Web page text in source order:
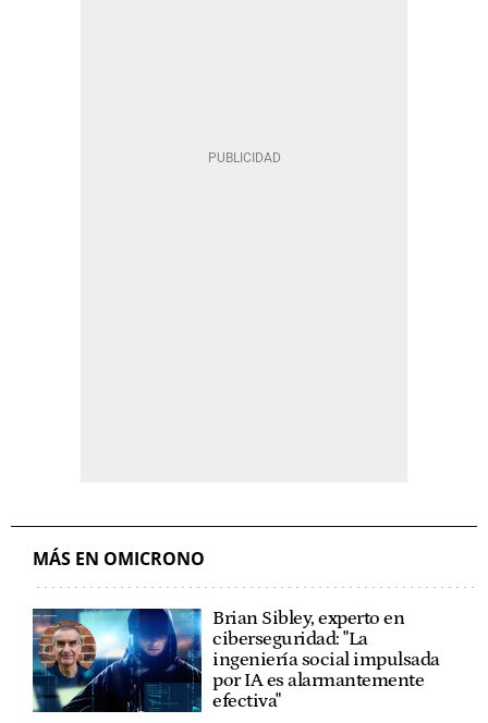
MÁS EN OMICRONO
Brian Sibley, experto en
ciberseguridad: "La
ingeniería social impulsada
por IA es alarmantemente
efectiva"